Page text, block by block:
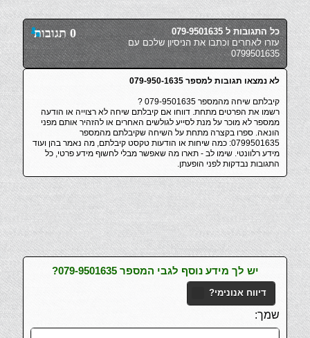
0 תגובות
כל התגובות ל 079-9501635
עזרו לאחרים וכתבו את הניסיון שלכם עם
0799501635
לא נמצאו תגובות למספר 079-950-1635
קיבלתם שיחה מהמספר 079-9501635 ?
רשמו את הפרטים מתחת. דווחו אם קיבלתם שיחה לא רצוייה או הודעה
ממספר לא מוכר על מנת לסייע לגולשים האחרים או להזהיר אותם מפני
הונאה. ספרו בקצרה מתחת על השיחה שקיבלתם מהמספר
0799501635: כמה שיחות או הודעות טקסט קיבלתם, מה נאמר בהן ועוד
מידע רלוונטי. שימו לב - תארו מה שאפשר מבלי לחשוף מידע פרטי, כל
התגובות נבדקות לפני הופעתן.
יש לך מידע נוסף לגבי המספר 079-9501635?
דיווח אנונימי?
שמך: